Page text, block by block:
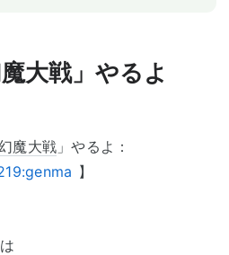
大戦」やるよ
魔大戦 」やるよ：
】